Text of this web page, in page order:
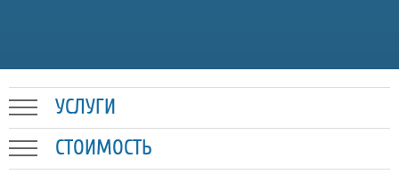
УСЛУГИ
СТОИМОСТЬ